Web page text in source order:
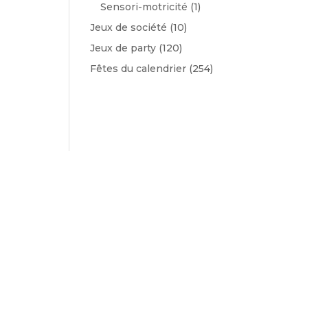
Sensori-motricité (1)
Jeux de société (10)
Jeux de party (120)
Fêtes du calendrier (254)